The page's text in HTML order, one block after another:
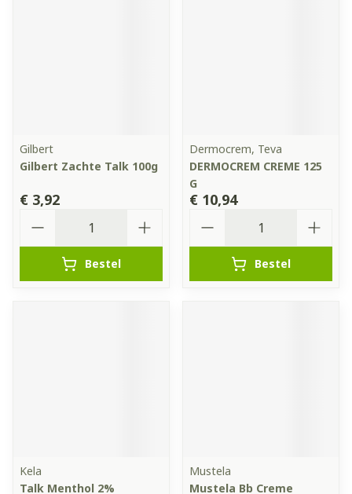
Gilbert
Gilbert Zachte Talk 100g
€ 3,92
Bestel
Dermocrem, Teva
DERMOCREM CREME 125
G
€ 10,94
Bestel
Kela
Talk Menthol 2%
Mustela
Mustela Bb Creme